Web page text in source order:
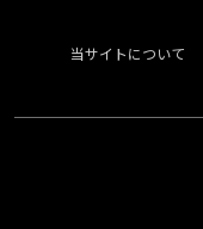
当サイトについて